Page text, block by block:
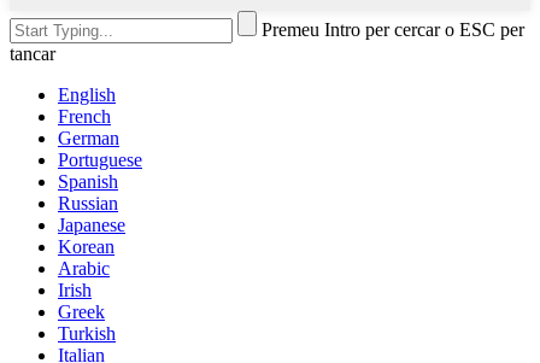
Premeu Intro per cercar o ESC per
tancar
English
French
German
Portuguese
Spanish
Russian
Japanese
Korean
Arabic
Irish
Greek
Turkish
Italian